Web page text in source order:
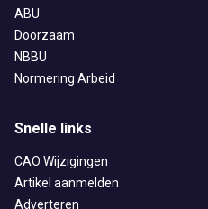
ABU
Doorzaam
NBBU
Normering Arbeid
Snelle links
CAO Wijzigingen
Artikel aanmelden
Adverteren